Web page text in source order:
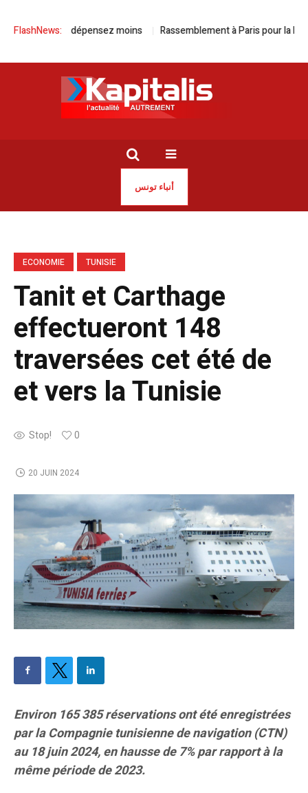
FlashNews:
plus, dépensez moins Rassemblement à Paris pour la
أنباء تونس
ECONOMIE TUNISIE
Tanit et Carthage
effectueront 148
traversées cet été de
et vers la Tunisie
Stop! 0
20 JUIN 2024
Environ 165 385 réservations ont été enregistrées
par la Compagnie tunisienne de navigation (CTN)
au 18 juin 2024, en hausse de 7% par rapport à la
même période de 2023.